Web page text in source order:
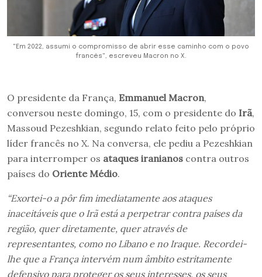
"Em 2022, assumi o compromisso de abrir esse caminho com o povo
francês", escreveu Macron no X.
O presidente da França, Emmanuel Macron,
conversou neste domingo, 15, com o presidente do Irã,
Massoud Pezeshkian, segundo relato feito pelo próprio
líder francês no X. Na conversa, ele pediu a Pezeshkian
para interromper os ataques iranianos contra outros
países do Oriente Médio.
“Exortei-o a pôr fim imediatamente aos ataques
inaceitáveis ​​que o Irã está a perpetrar contra países da
região, quer diretamente, quer através de
representantes, como no Líbano e no Iraque. Recordei-
lhe que a França intervém num âmbito estritamente
defensivo para proteger os seus interesses, os seus